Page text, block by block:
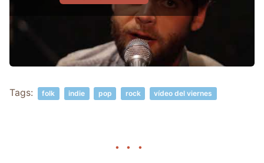
Tags: folk indie pop rock vídeo del viernes